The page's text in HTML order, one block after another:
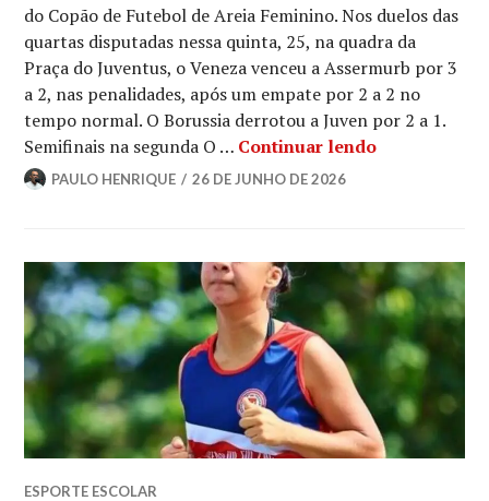
do Copão de Futebol de Areia Feminino. Nos duelos das
quartas disputadas nessa quinta, 25, na quadra da
Praça do Juventus, o Veneza venceu a Assermurb por 3
a 2, nas penalidades, após um empate por 2 a 2 no
tempo normal. O Borussia derrotou a Juven por 2 a 1.
Semifinais na segunda O … Continuar lendo
PAULO HENRIQUE 26 DE JUNHO DE 2026
ESPORTE ESCOLAR